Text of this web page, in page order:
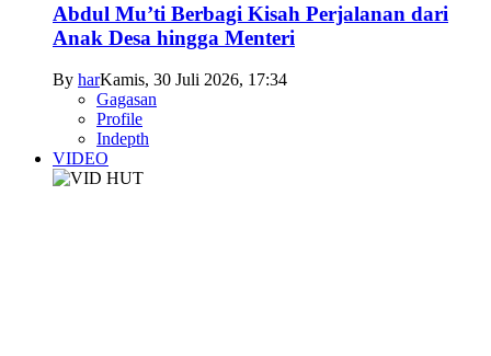
Abdul Mu’ti Berbagi Kisah Perjalanan dari
Anak Desa hingga Menteri
By harKamis, 30 Juli 2026, 17:34
Gagasan
Profile
Indepth
VIDEO